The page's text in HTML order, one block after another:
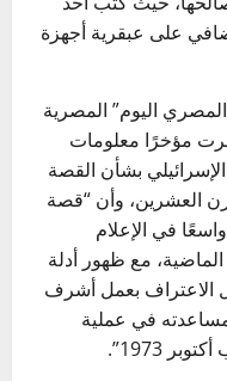
على عبقرية أجهزة
اليوم” المصرية
مؤخرًا معلومات
بشأن القصة
العشرين، وأن “قصة
في الإعلام
مع ظهور أدلة
الاعتراف بعمل أشرف
في عملية
1973”.